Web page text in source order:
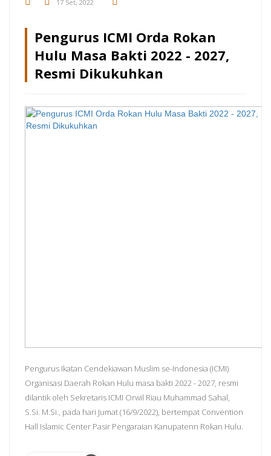
17 Set, 2022
Pengurus ICMI Orda Rokan
Hulu Masa Bakti 2022 - 2027,
Resmi Dikukuhkan
Pengurus Ikatan Cendekiawan Muslim se-Indonesia (ICMI)
Organisasi Daerah Rokan Hulu masa bakti 2022 - 2027, resmi
dilantik oleh Sekretaris ICMI Orwil Riau Muhammad Sahal,
S.Si. M.Si., pada hari Jumat (16/9/2022), bertempat Convention
Hall Islamic Center Pasir Pengaraian Kanupatenn Rokan Hulu.